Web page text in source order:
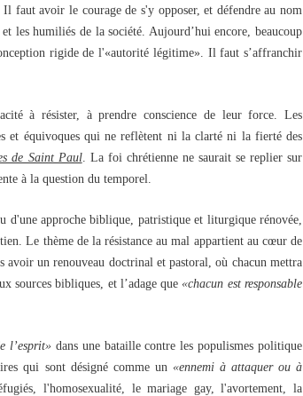
faut avoir le courage de s'y opposer, et défendre au nom
les humiliés de la société. Aujourd’hui encore, beaucoup
rigide de l'«autorité légitime». Il faut s’affranchir
à résister, à prendre conscience de leur force. Les
et équivoques qui ne reflètent ni la clarté ni la fierté des
de Saint Paul. La foi chrétienne ne saurait se replier sur
à la question du temporel.
d'une approche biblique, patristique et liturgique rénovée,
Le thème de la résistance au mal appartient au cœur de
avoir un renouveau doctrinal et pastoral, où chacun mettra
sources bibliques, et l’adage que«chacun est responsable
l’esprit»dans une bataille contre les populismes politique
qui sont désigné comme un «ennemi à attaquer ou à
l'homosexualité, le mariage gay, l'avortement, la